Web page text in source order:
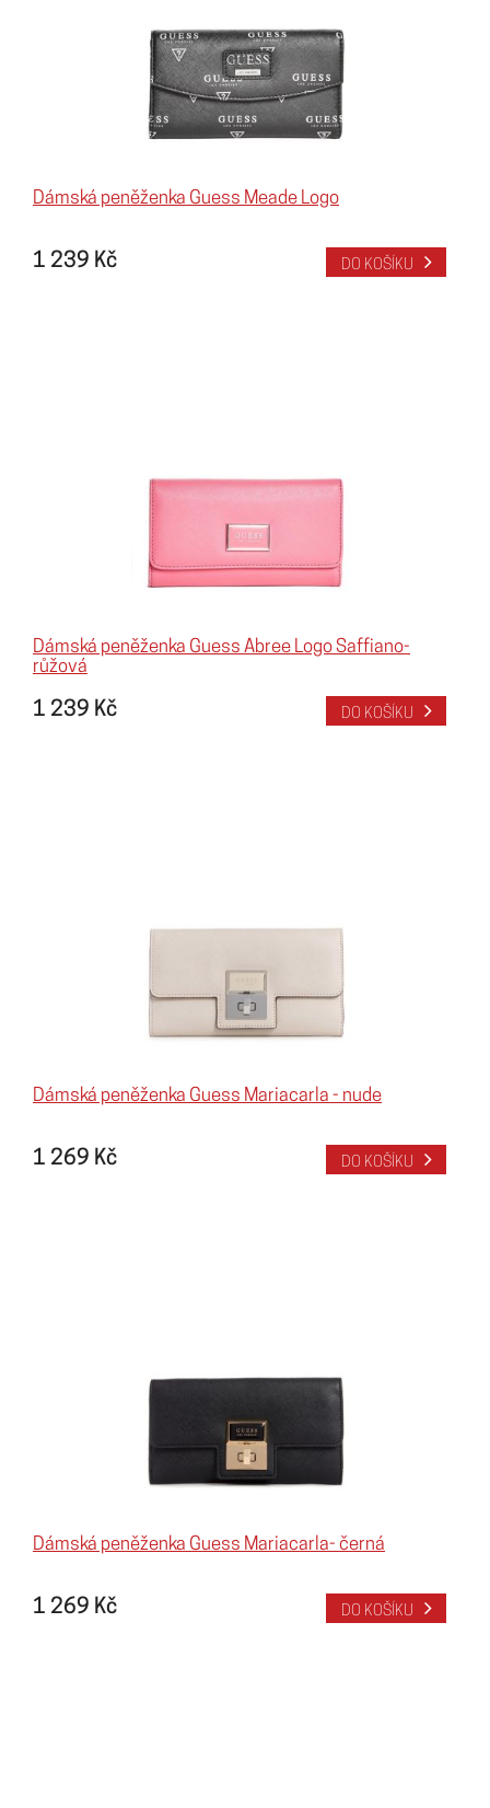
Dámská peněženka Guess Meade Logo
1 239 Kč DO KOŠÍKU
Dámská peněženka Guess Abree Logo Saffiano-
růžová
1 239 Kč DO KOŠÍKU
Dámská peněženka Guess Mariacarla - nude
1 269 Kč DO KOŠÍKU
Dámská peněženka Guess Mariacarla- černá
1 269 Kč DO KOŠÍKU